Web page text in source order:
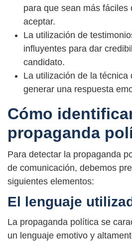
para que sean más fáciles
aceptar.
La utilización de
influyentes para dar
candidato.
La utilización de la técnica
generar una respuesta
Cómo
propaganda
Para detectar la propaganda
de comunicación, debemos
siguientes elementos:
El lenguaje
La propaganda política se
un lenguaje emotivo y